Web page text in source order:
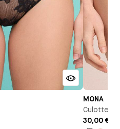
MONA
Culotte
30,00 €